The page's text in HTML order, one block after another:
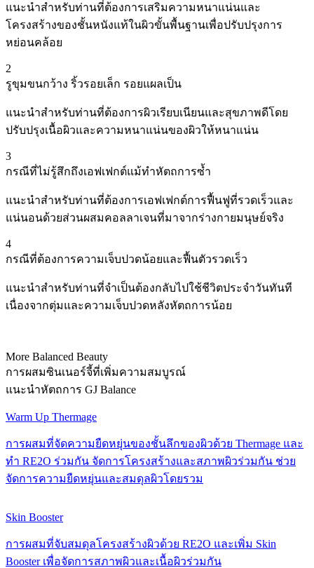
แนะนำสำหรับท่านที่ต้องการเสริมความหนาแน่นและ
โครงสร้างของชั้นหนังแท้ในผิวขั้นพื้นฐานเพื่อปรับปรุงการ
หย่อนคล้อย
2
รูขุมขนกว้าง ริ้วรอยเล็ก รอยแผลเป็น
แนะนำสำหรับท่านที่ต้องการผิวเรียบเนียนและสุขภาพดีโดย
ปรับปรุงเนื้อผิวและความหนาแน่นของผิวให้หนาแน่น
3
กรณีที่ไม่รู้สึกถึงเอฟเฟกต์แม้ทำหัตถการซ้ำ
แนะนำสำหรับท่านที่ต้องการเอฟเฟกต์การฟื้นฟูที่รวดเร็วและ
แน่นอนด้วยส่วนผสมคอลลาเจนที่มาจากร่างกายมนุษย์จริง
4
กรณีที่ต้องการความเจ็บปวดน้อยและฟื้นตัวรวดเร็ว
แนะนำสำหรับท่านที่จำเป็นต้องกลับไปใช้ชีวิตประจำวันทันที
เนื่องจากตุ่มและความเจ็บปวดหลังหัตถการน้อย
More Balanced Beauty
การผสมซินเนอร์จี้ที่เพิ่มความสมบูรณ์
แนะนำหัตถการ GJ Balance
Warm Up Thermage
การผสมที่จัดความยืดหยุ่นของชั้นลึกของผิวด้วย Thermage และ
ทำ RE2O ร่วมกัน จัดการโครงสร้างและสภาพผิวร่วมกัน ช่วย
จัดการความยืดหยุ่นและสมดุลผิวโดยรวม
Skin Booster
การผสมที่จับสมดุลโครงสร้างผิวด้วย RE2O และเพิ่ม Skin
Booster เพื่อจัดการสภาพผิวและเนื้อผิวร่วมกัน